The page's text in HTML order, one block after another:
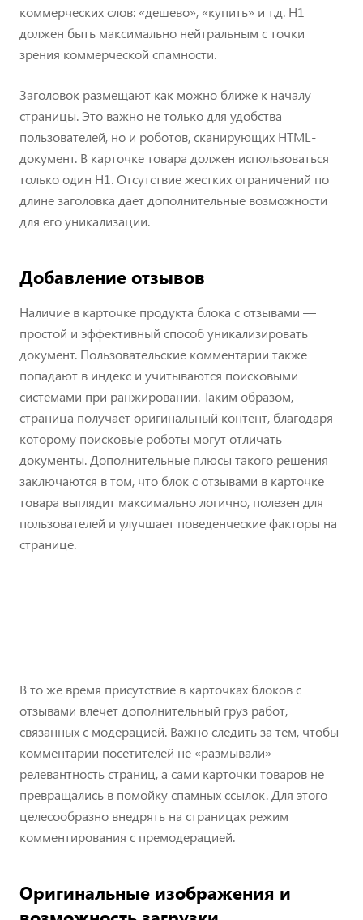
коммерческих слов: «дешево», «купить» и т.д. H1
должен быть максимально нейтральным с точки
зрения коммерческой спамности.
Заголовок размещают как можно ближе к началу
страницы. Это важно не только для удобства
пользователей, но и роботов, сканирующих HTML-
документ. В карточке товара должен использоваться
только один H1. Отсутствие жестких ограничений по
длине заголовка дает дополнительные возможности
для его уникализации.
Добавление отзывов
Наличие в карточке продукта блока с отзывами —
простой и эффективный способ уникализировать
документ. Пользовательские комментарии также
попадают в индекс и учитываются поисковыми
системами при ранжировании. Таким образом,
страница получает оригинальный контент, благодаря
которому поисковые роботы могут отличать
документы. Дополнительные плюсы такого решения
заключаются в том, что блок с отзывами в карточке
товара выглядит максимально логично, полезен для
пользователей и улучшает поведенческие факторы на
странице.
В то же время присутствие в карточках блоков с
отзывами влечет дополнительный груз работ,
связанных с модерацией. Важно следить за тем, чтобы
комментарии посетителей не «размывали»
релевантность страниц, а сами карточки товаров не
превращались в помойку спамных ссылок. Для этого
целесообразно внедрять на страницах режим
комментирования с премодерацией.
Оригинальные изображения и